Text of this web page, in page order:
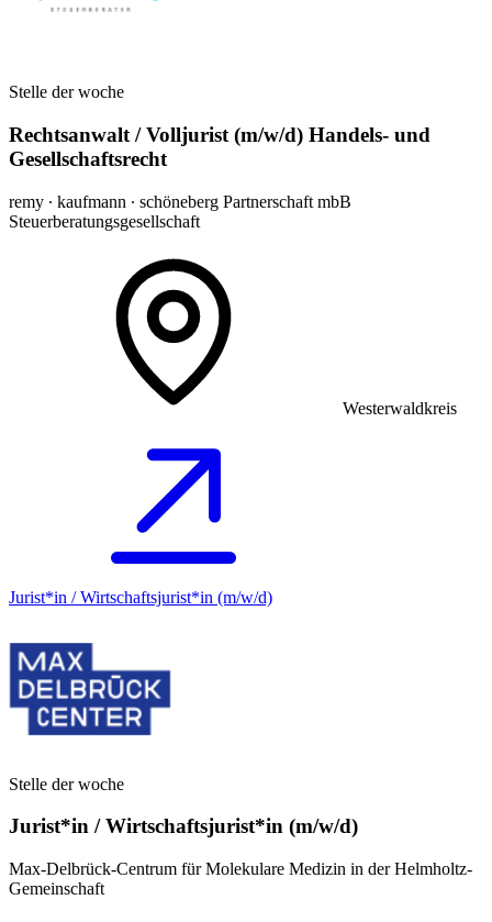
Stelle der woche
Rechtsanwalt / Volljurist (m/w/d) Handels- und
Gesellschaftsrecht
remy ∙ kaufmann ∙ schöneberg Partnerschaft mbB
Steuerberatungsgesellschaft
Westerwaldkreis
Jurist*in / Wirtschafts­jurist*in (m/w/d)
Stelle der woche
Jurist*in / Wirtschafts­jurist*in (m/w/d)
Max-Delbrück-Centrum für Molekulare Medizin in der Helmholtz-
Gemeinschaft